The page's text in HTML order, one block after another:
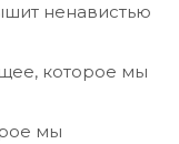
ненавистью
которое мы
мы